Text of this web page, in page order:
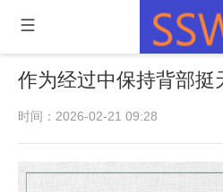
作为经过中保持背部挺
时间：2026-02-21 09:28